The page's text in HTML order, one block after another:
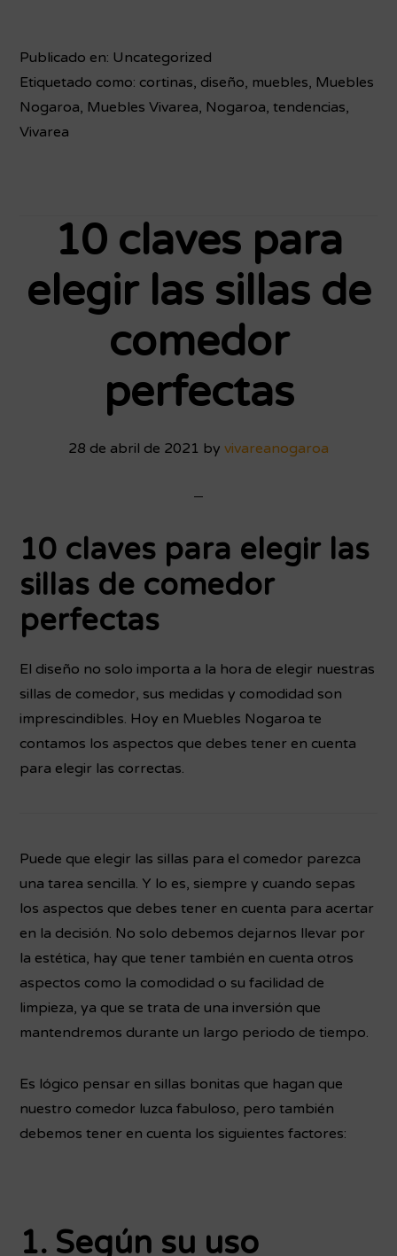
tipo
de
cortinas
contamos
últimas
tendencias
Publicado en: Uncategorized
Etiquetado como: cortinas, diseño, muebles, Muebles
Nogaroa, Muebles Vivarea, Nogaroa,tendencias,
Vivarea
10 claves para
elegir las sillas de
comedor
perfectas
28 de abril de 2021 by vivareanogaroa
10 claves para elegir las
sillas de comedor
perfectas
El diseño no solo importa a la hora de elegir nuestras
sillas de comedor, sus medidas y comodidad son
imprescindibles. Hoy en Muebles Nogaroa te
contamos los aspectos que debes tener en cuenta
para elegir las correctas.
Puede que elegir las sillas para el comedor parezca
una tarea sencilla. Y lo es, siempre y cuando sepas
los aspectos que debes tener en cuenta para acertar
en la decisión. No solo debemos dejarnos llevar por
la estética, hay que tener también en cuenta otros
aspectos como la comodidad o su facilidad de
limpieza, ya que se trata de una inversión que
mantendremos durante un largo periodo de tiempo.
Es lógico pensar en sillas bonitas que hagan que
nuestro comedor luzca fabuloso, pero también
debemos tener en cuenta los siguientes factores:
1. Según su uso